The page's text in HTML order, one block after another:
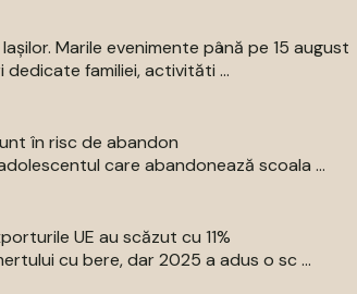
Marile evenimente până pe 15 august
dedicate familiei, activităti ...
în risc de abandon
care abandonează scoala ...
UE au scăzut cu 11%
cu bere, dar 2025 a adus o sc ...